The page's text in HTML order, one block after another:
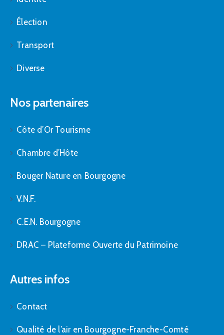
Élection
Transport
Diverse
Nos partenaires
Côte d’Or Tourisme
Chambre d’Hôte
Bouger Nature en Bourgogne
V.N.F.
C.E.N. Bourgogne
DRAC – Plateforme Ouverte du Patrimoine
Autres infos
Contact
Qualité de l’air en Bourgogne-Franche-Comté